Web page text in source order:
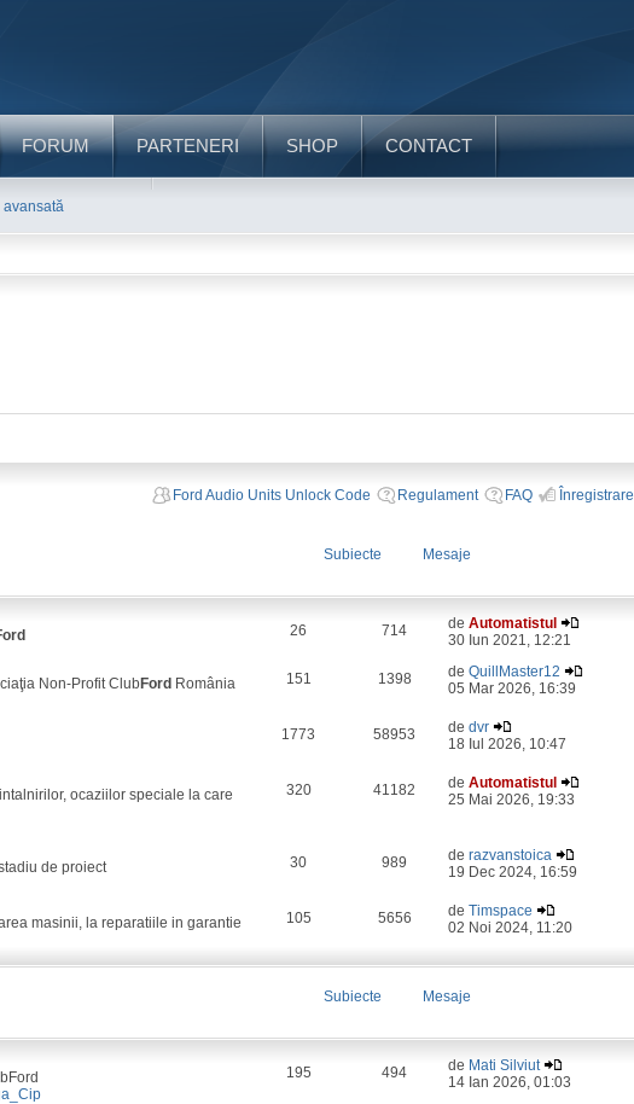
FORUM PARTENERI SHOP CONTACT
Ford Audio Units Unlock Code Regulament FAQ Înregistrare
Subiecte
Mesaje
26 714 deAutomatistul
30 Iun 2021, 12:21
Non-Profit ClubFord România
151 1398 deQuillMaster12
05 Mar 2026, 16:39
1773 58953 dedvr
18 Iul 2026, 10:47
ocaziilor speciale la care
320 41182 deAutomatistul
25 Mai 2026, 19:33
de proiect
30 989 derazvanstoica
19 Dec 2024, 16:59
masinii, la reparatiile in garantie
105 5656 deTimspace
02 Noi 2024, 11:20
Subiecte
Mesaje
195 494 de Mati Silviut
14 Ian 2026, 01:03